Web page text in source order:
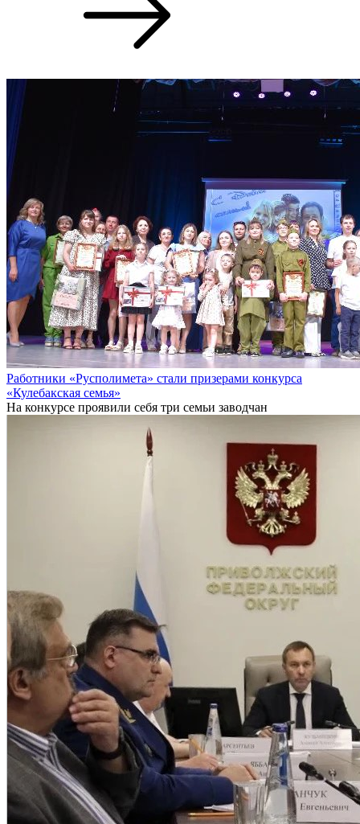
Работники «Русполимета» стали призерами конкурса
«Кулебакская семья»
На конкурсе проявили себя три семьи заводчан